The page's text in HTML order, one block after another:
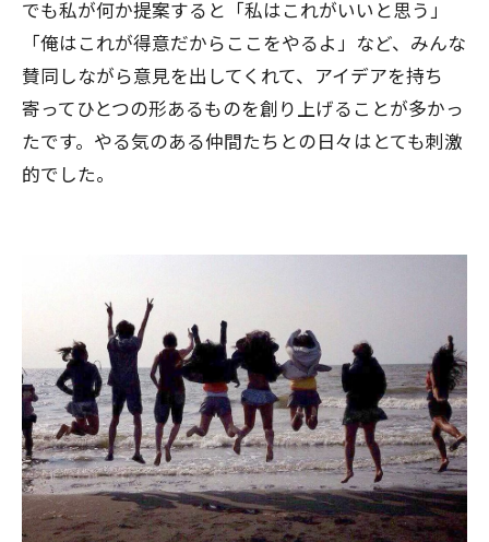
でも私が何か提案すると「私はこれがいいと思う」
「俺はこれが得意だからここをやるよ」など、みんな
賛同しながら意見を出してくれて、アイデアを持ち
寄ってひとつの形あるものを創り上げることが多かっ
たです。やる気のある仲間たちとの日々はとても刺激
的でした。